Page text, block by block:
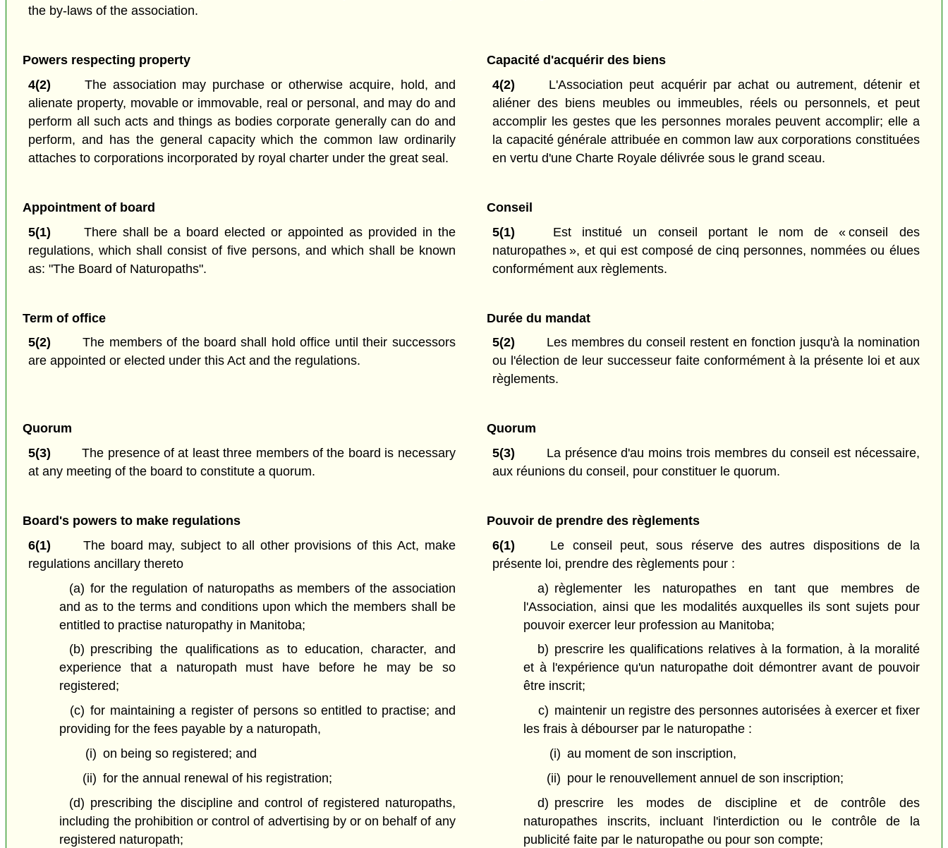
the by-laws of the association.
Powers respecting property
4(2)
The association may purchase or otherwise acquire, hold, and
alienate property, movable or immovable, real or personal, and may do and
perform all such acts and things as bodies corporate generally can do and
perform, and has the general capacity which the common law ordinarily
attaches to corporations incorporated by royal charter under the great seal.
Capacité d'acquérir des biens
4(2)
L'Association peut acquérir par achat ou autrement, détenir et
aliéner des biens meubles ou immeubles, réels ou personnels, et peut
accomplir les gestes que les personnes morales peuvent accomplir; elle a
la capacité générale attribuée en common law aux corporations constituées
en vertu d'une Charte Royale délivrée sous le grand sceau.
Appointment of board
5(1)
There shall be a board elected or appointed as provided in the
regulations, which shall consist of five persons, and which shall be known
as: "The Board of Naturopaths".
Conseil
5(1)
Est institué un conseil portant le nom de « conseil des
naturopathes », et qui est composé de cinq personnes, nommées ou élues
conformément aux règlements.
Term of office
5(2)
The members of the board shall hold office until their successors
are appointed or elected under this Act and the regulations.
Durée du mandat
5(2)
Les membres du conseil restent en fonction jusqu'à la nomination
ou l'élection de leur successeur faite conformément à la présente loi et aux
règlements.
Quorum
5(3)
The presence of at least three members of the board is necessary
at any meeting of the board to constitute a quorum.
Quorum
5(3)
La présence d'au moins trois membres du conseil est nécessaire,
aux réunions du conseil, pour constituer le quorum.
Board's powers to make regulations
6(1)
The board may, subject to all other provisions of this Act, make
regulations ancillary thereto
(a) for the regulation of naturopaths as members of the association
and as to the terms and conditions upon which the members shall be
entitled to practise naturopathy in Manitoba;
(b) prescribing the qualifications as to education, character, and
experience that a naturopath must have before he may be so
registered;
(c) for maintaining a register of persons so entitled to practise; and
providing for the fees payable by a naturopath,
(i) on being so registered; and
(ii) for the annual renewal of his registration;
(d) prescribing the discipline and control of registered naturopaths,
including the prohibition or control of advertising by or on behalf of any
registered naturopath;
Pouvoir de prendre des règlements
6(1)
Le conseil peut, sous réserve des autres dispositions de la
présente loi, prendre des règlements pour :
a) règlementer les naturopathes en tant que membres de
l'Association, ainsi que les modalités auxquelles ils sont sujets pour
pouvoir exercer leur profession au Manitoba;
b) prescrire les qualifications relatives à la formation, à la moralité
et à l'expérience qu'un naturopathe doit démontrer avant de pouvoir
être inscrit;
c) maintenir un registre des personnes autorisées à exercer et fixer
les frais à débourser par le naturopathe :
(i) au moment de son inscription,
(ii) pour le renouvellement annuel de son inscription;
d) prescrire les modes de discipline et de contrôle des
naturopathes inscrits, incluant l'interdiction ou le contrôle de la
publicité faite par le naturopathe ou pour son compte;